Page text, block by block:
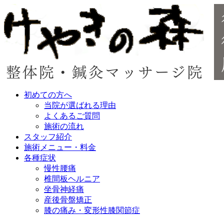
初めての方へ
当院が選ばれる理由
よくあるご質問
施術の流れ
スタッフ紹介
施術メニュー・料金
各種症状
慢性腰痛
椎間板ヘルニア
坐骨神経痛
産後骨盤矯正
膝の痛み・変形性膝関節症